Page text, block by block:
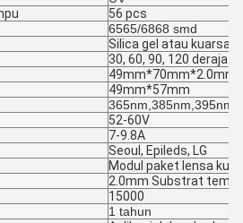
56 pcs
6565/6868 smd
Silica gel atau kuarsa
30, 60, 90, 120 derajat
49mm*70mm*2.0mm
49mm*57mm
52-60V
7-9.8A
Seoul, Epileds, LG
Modul paket lensa
2.0mm Substrat
15000
1 tahun